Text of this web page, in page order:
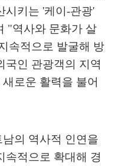
시키는 '케이 -관광'
"역사와 문화가 살
속적으로 발굴해 방
국인 관광객의 지역
로운 활력을 불어
의 역사적 인연을
속적으로 확대해 경